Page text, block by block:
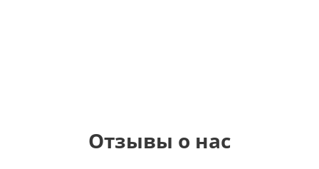
Отзывы о нас